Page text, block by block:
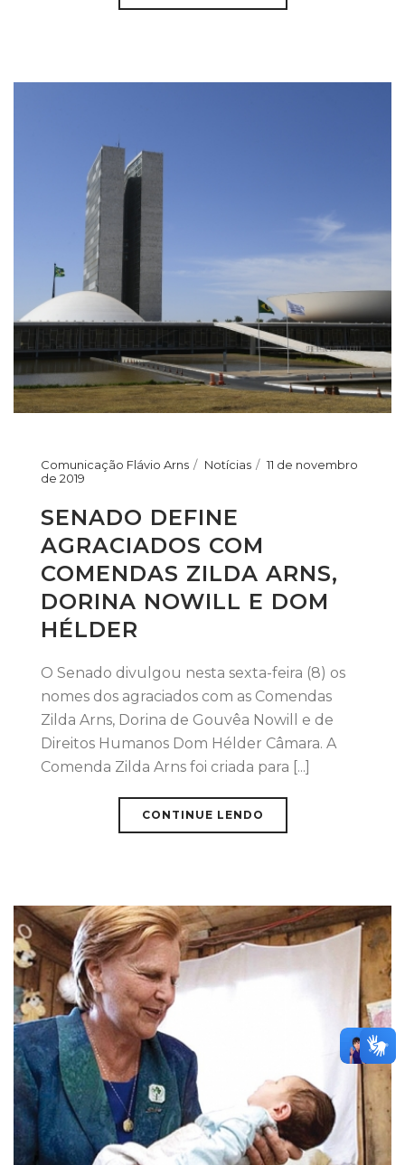
Comunicação Flávio Arns Notícias
11 de novembro
de 2019
SENADO DEFINE
AGRACIADOS COM
COMENDAS ZILDA ARNS,
DORINA NOWILL E DOM
HÉLDER
O Senado divulgou nesta sexta-feira (8) os
nomes dos agraciados com as Comendas
Zilda Arns, Dorina de Gouvêa Nowill e de
Direitos Humanos Dom Hélder Câmara. A
Comenda Zilda Arns foi criada para [...]
CONTINUE LENDO